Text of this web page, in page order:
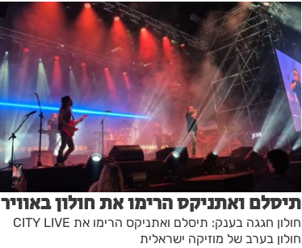
תיסלם ואתניקס הרימו את חולון באוויר
חולון חגגה בענק: תיסלם ואתניקס הרימו את CITY LIVE
חולון בערב של מוזיקה ישראלית